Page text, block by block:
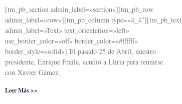
[tm_pb_section admin_label=»section»][tm_pb_row
admin_label=»row»][tm_pb_column type=»4_4″][tm_pb_text
admin_label=»Text» text_orientation=»left»
use_border_color=»off» border_color=»#ffffff»
border_style=»solid»] El pasado 25 de Abril, nuestro
presidente, Enrique Fraile, acudió a Llíria para reunirse
con Xavier Gámez,
Leer Más >>